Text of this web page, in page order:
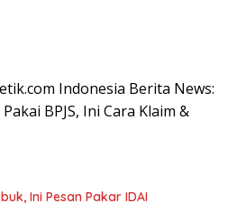
Indonesia Berita News:
BPJS, Ini Cara Klaim &
Ini Pesan Pakar IDAI